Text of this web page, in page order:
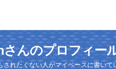
さんのプロフィー
されたくない人がマイペースに書いて